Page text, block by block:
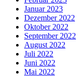
Januar 2023
Dezember 2022
Oktober 2022
September 2022
August 2022
Juli 2022
Juni 2022
Mai 2022